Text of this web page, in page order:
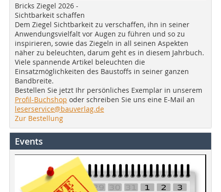
Bricks Ziegel 2026 -
Sichtbarkeit schaffen
Dem Ziegel Sichtbarkeit zu verschaffen, ihn in seiner
Anwendungsvielfalt vor Augen zu führen und so zu
inspirieren, sowie das Ziegeln in all seinen Aspekten
näher zu beleuchten, darum geht es in diesem Jahrbuch.
Viele spannende Artikel beleuchten die
Einsatzmöglichkeiten des Baustoffs in seiner ganzen
Bandbreite.
Bestellen Sie jetzt Ihr persönliches Exemplar in unserem
Profil-Buchshop oder schreiben Sie uns eine E-Mail an
leserservice@bauverlag.de
Zur Bestellung
Events